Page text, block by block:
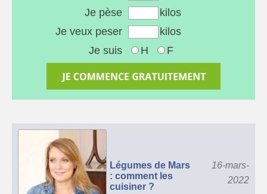
Je pèse
kilos
Je veux peser
kilos
Je suis
H F
Légumes de Mars
: comment les
cuisiner ?
16-mars-
2022